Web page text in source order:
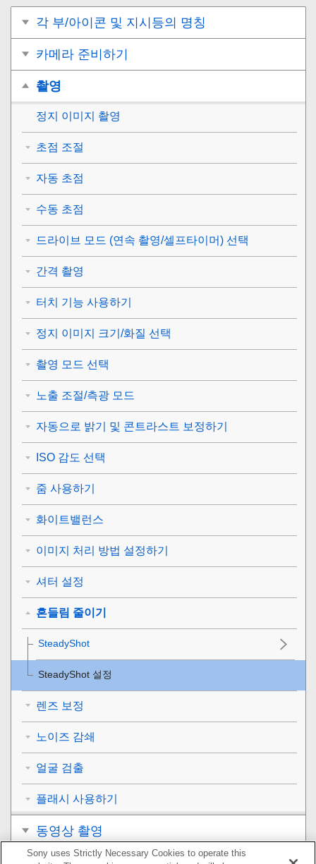
각 부/아이콘 및 지시등의 명칭
카메라 준비하기
촬영
정지 이미지 촬영
초점 조절
자동 초점
수동 초점
드라이브 모드 (연속 촬영/셀프타이머) 선택
간격 촬영
터치 기능 사용하기
정지 이미지 크기/화질 선택
촬영 모드 선택
노출 조절/측광 모드
자동으로 밝기 및 콘트라스트 보정하기
ISO 감도 선택
줌 사용하기
화이트밸런스
이미지 처리 방법 설정하기
셔터 설정
흔들림 줄이기
SteadyShot
SteadyShot 설정
렌즈 보정
노이즈 감쇄
얼굴 검출
플래시 사용하기
동영상 촬영
Sony uses Strictly Necessary Cookies to operate this